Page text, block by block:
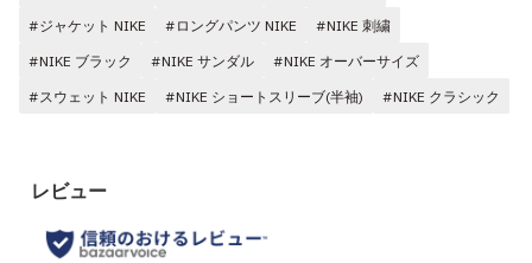
#ジャケット NIKE
#ロングパンツ NIKE
#NIKE 刺繍
#NIKE ブラック
#NIKE サンダル
#NIKE オーバーサイズ
#スウェット NIKE
#NIKE ショートスリーブ(半袖) #NIKE クラシック